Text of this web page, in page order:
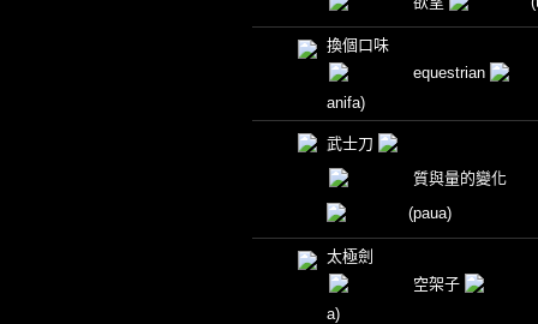
換個口味
equestrian
anifa)
武士刀
質與量的變化
(paua)
太極劍
空架子
a)